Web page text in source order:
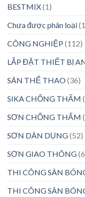
BESTMIX(1)
Chưa được phân loại
CÔNG NGHIỆP (112)
LẮP ĐẶT THIẾT BỊ
SÂN THỂ THAO(36)
SIKA CHỐNG THẤM
SƠN CHỐNG THẤM
SƠN DÂN DỤNG(52)
SƠN GIAO THÔNG
THI CÔNG SÂN
THI CÔNG SÂN